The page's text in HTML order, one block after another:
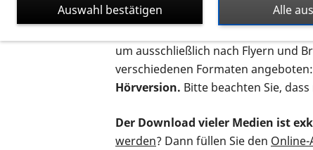
Auf dieser Seite finden Sie
um ausschließlich nach Flyern und
verschiedenen Formaten
Hörversion. Bitte beachten Sie, dass
Der Download vieler Medien ist
werden? Dann füllen Sie den
Alle
Auswahl bestätigen